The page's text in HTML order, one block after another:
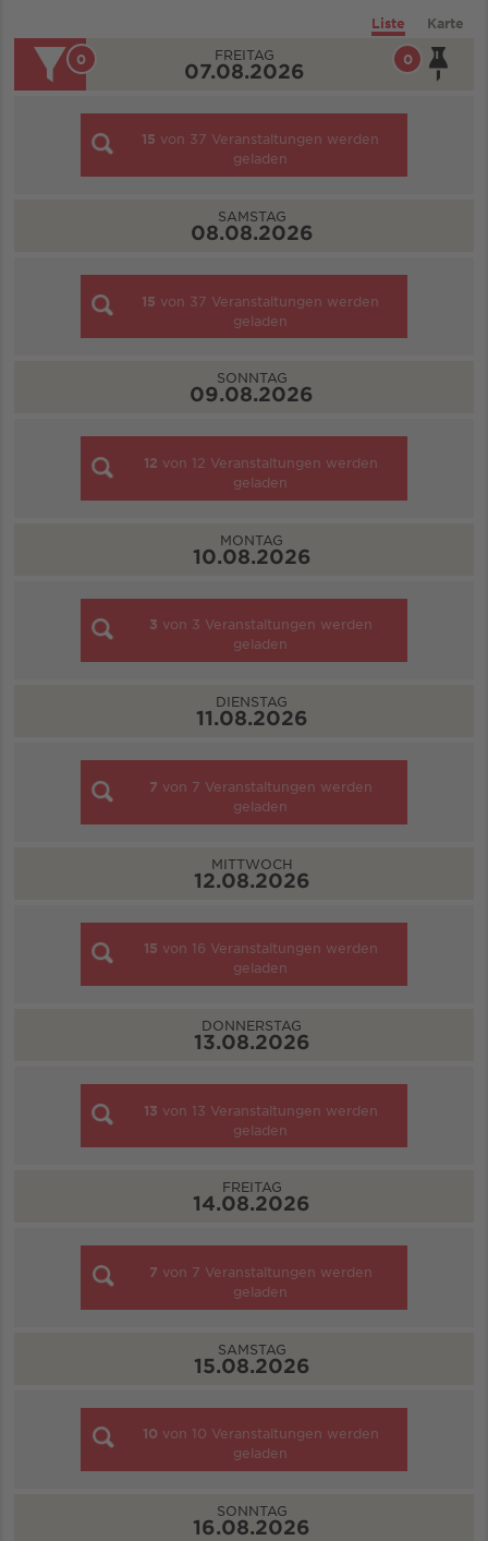
Liste Karte
0
0 FREITAG
07.08.2026
15 von 37 Veranstaltungen werden
geladen
SAMSTAG
08.08.2026
15 von 37 Veranstaltungen werden
geladen
SONNTAG
09.08.2026
12 von 12 Veranstaltungen werden
geladen
MONTAG
10.08.2026
3 von 3 Veranstaltungen werden
geladen
DIENSTAG
11.08.2026
7 von 7 Veranstaltungen werden
geladen
MITTWOCH
12.08.2026
15 von 16 Veranstaltungen werden
geladen
DONNERSTAG
13.08.2026
13 von 13 Veranstaltungen werden
geladen
FREITAG
14.08.2026
7 von 7 Veranstaltungen werden
geladen
SAMSTAG
15.08.2026
10 von 10 Veranstaltungen werden
geladen
SONNTAG
16.08.2026